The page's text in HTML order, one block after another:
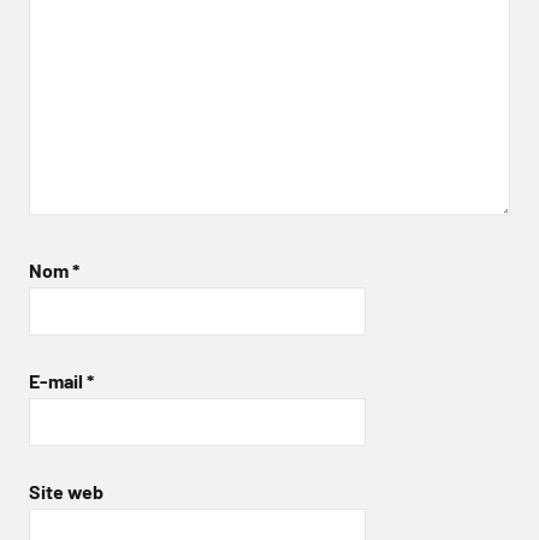
Nom*
E-mail *
Site web